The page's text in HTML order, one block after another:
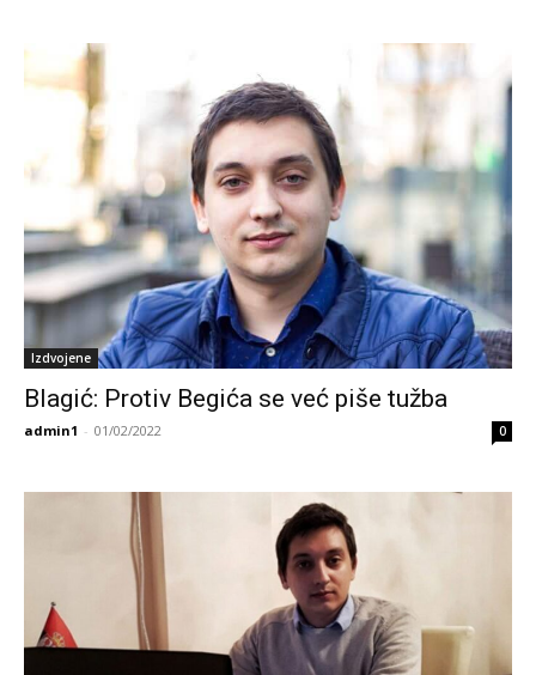
Izdvojene
Blagić: Protiv Begića se već piše tužba
admin1 - 01/02/2022 0